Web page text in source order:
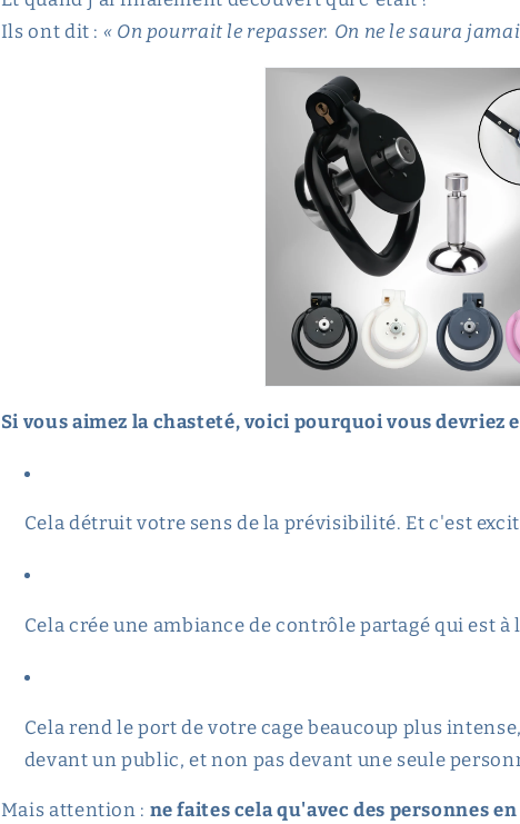
Ils ont dit : « On pourrait le repasser. On ne le saura
Si vous aimez la chasteté, voici pourquoi vous devriez
Cela détruit votre sens de la prévisibilité. Et c'est
Cela crée une ambiance de contrôle partagé qui est
Cela rend le port de votre cage beaucoup plus
devant un public, et non pas devant une seule
Mais attention : ne faites cela qu'avec des personnes